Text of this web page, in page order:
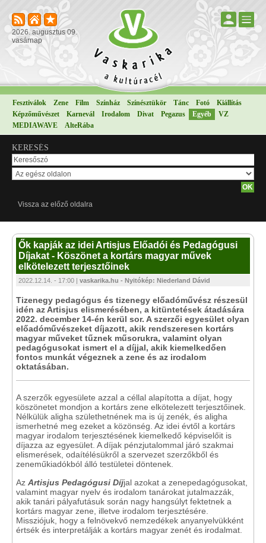
2026. augusztus 09.
vasárnap
Fesztiválok Zene Film Színház Színésztükör Tánc Fotó
Kiállítás
Képzőművészet
Karnevál Irodalom Divat Pegazus Egyéb
VZ
MEDIAWAVE
AlteRába
KERESÉS
Vissza az előző oldalra
Ők kapják az idei Artisjus Előadói és Pedagógusi
Díjakat - Köszönet a kortárs magyar művek
elkötelezett terjesztőinek
2022.12.14. - 17:00 | vaskarika.hu - Nyitókép: Niederland Dávid
Tizenegy pedagógus és tizenegy előadóművész részesül
idén az Artisjus elismerésében, a kitüntetések átadására
2022. december 14-én kerül sor. A szerzői egyesület olyan
előadóművészeket díjazott, akik rendszeresen kortárs
magyar műveket tűznek műsorukra, valamint olyan
pedagógusokat ismert el a díjjal, akik kiemelkedően
fontos munkát végeznek a zene és az irodalom
oktatásában.
A szerzők egyesülete azzal a céllal alapította a díjat, hogy
köszönetet mondjon a kortárs zene elkötelezett terjesztőinek.
Nélkülük aligha születhetnének ma is új zenék, és aligha
ismerhetné meg ezeket a közönség. Az idei évtől a kortárs
magyar irodalom terjesztésének kiemelkedő képviselőit is
díjazza az egyesület. A díjak pénzjutalommal járó szakmai
elismerések, odaítélésükről a szervezet szerzőkből és
zeneműkiadókból álló testületei döntenek.
Az Artisjus Pedagógusi Díjjal azokat a zenepedagógusokat,
valamint magyar nyelv és irodalom tanárokat jutalmazzák,
akik tanári pályafutásuk során nagy hangsúlyt fektetnek a
kortárs magyar zene, illetve irodalom terjesztésére.
Missziójuk, hogy a felnövekvő nemzedékek anyanyelvükként
értsék és interpretálják a kortárs magyar zenét és irodalmat.